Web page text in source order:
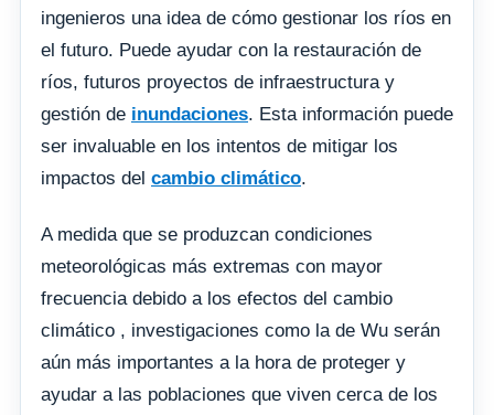
ingenieros una idea de cómo gestionar los ríos en
el futuro. Puede ayudar con la restauración de
ríos, futuros proyectos de infraestructura y
gestión de inundaciones. Esta información puede
ser invaluable en los intentos de mitigar los
impactos del cambio climático.
A medida que se produzcan condiciones
meteorológicas más extremas con mayor
frecuencia debido a los efectos del cambio
climático , investigaciones como la de Wu serán
aún más importantes a la hora de proteger y
ayudar a las poblaciones que viven cerca de los